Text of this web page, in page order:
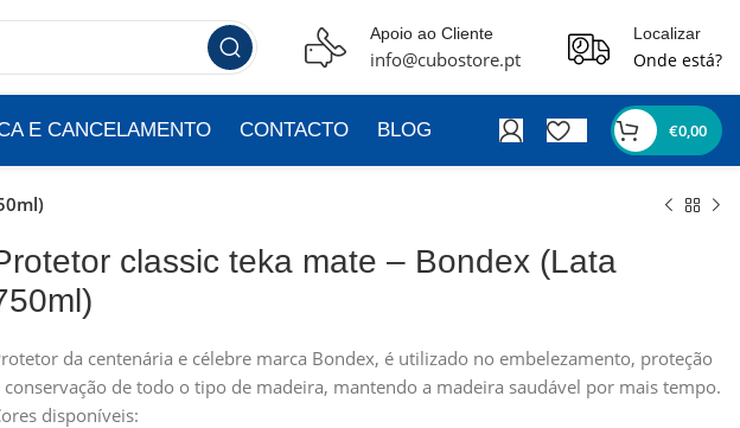
Apoio ao Cliente
info@cubostore.pt
Localizar
Onde está?
E CANCELAMENTO CONTACTO BLOG €0,00
classic teka mate – Bondex (Lata
da centenária e célebre marca Bondex, é utilizado no embelezamento, proteção
conservação de todo o tipo de madeira, mantendo a madeira saudável por mais tempo.
disponíveis: